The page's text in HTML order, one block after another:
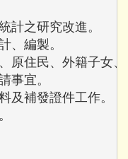
計之研究改進。
、編製。
原住民、外籍子女
事宜。
及補發證件工作。